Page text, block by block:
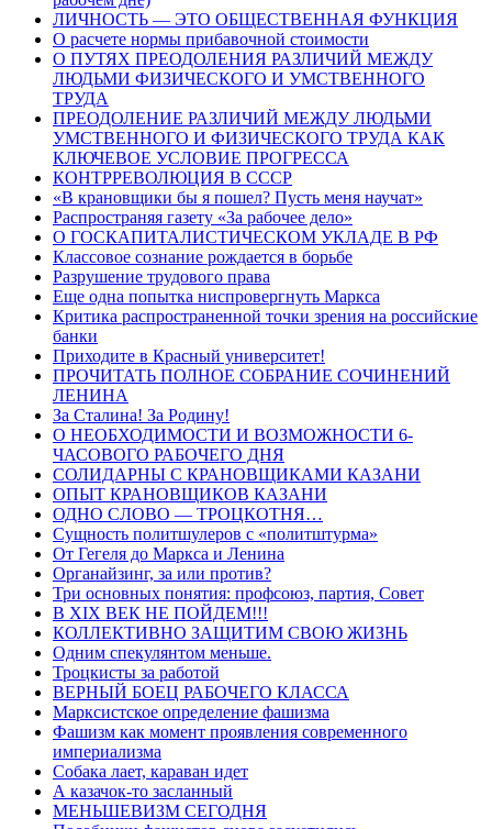
ЛИЧНОСТЬ — ЭТО ОБЩЕСТВЕННАЯ ФУНКЦИЯ
О расчете нормы прибавочной стоимости
О ПУТЯХ ПРЕОДОЛЕНИЯ РАЗЛИЧИЙ МЕЖДУ
ЛЮДЬМИ ФИЗИЧЕСКОГО И УМСТВЕННОГО
ТРУДА
ПРЕОДОЛЕНИЕ РАЗЛИЧИЙ МЕЖДУ ЛЮДЬМИ
УМСТВЕННОГО И ФИЗИЧЕСКОГО ТРУДА КАК
КЛЮЧЕВОЕ УСЛОВИЕ ПРОГРЕССА
КОНТРРЕВОЛЮЦИЯ В СССР
«В крановщики бы я пошел? Пусть меня научат»
Распространяя газету «За рабочее дело»
О ГОСКАПИТАЛИСТИЧЕСКОМ УКЛАДЕ В РФ
Классовое сознание рождается в борьбе
Разрушение трудового права
Еще одна попытка ниспровергнуть Маркса
Критика распространенной точки зрения на российские
банки
Приходите в Красный университет!
ПРОЧИТАТЬ ПОЛНОЕ СОБРАНИЕ СОЧИНЕНИЙ
ЛЕНИНА
За Сталина! За Родину!
О НЕОБХОДИМОСТИ И ВОЗМОЖНОСТИ 6-
ЧАСОВОГО РАБОЧЕГО ДНЯ
СОЛИДАРНЫ С КРАНОВЩИКАМИ КАЗАНИ
ОПЫТ КРАНОВЩИКОВ КАЗАНИ
ОДНО СЛОВО — ТРОЦКОТНЯ…
Сущность политшулеров с «политштурма»
От Гегеля до Маркса и Ленина
Органайзинг, за или против?
Три основных понятия: профсоюз, партия, Совет
В XIX ВЕК НЕ ПОЙДЕМ!!!
КОЛЛЕКТИВНО ЗАЩИТИМ СВОЮ ЖИЗНЬ
Одним спекулянтом меньше.
Троцкисты за работой
ВЕРНЫЙ БОЕЦ РАБОЧЕГО КЛАССА
Марксистское определение фашизма
Фашизм как момент проявления современного
империализма
Собака лает, караван идет
А казачок-то засланный
МЕНЬШЕВИЗМ СЕГОДНЯ